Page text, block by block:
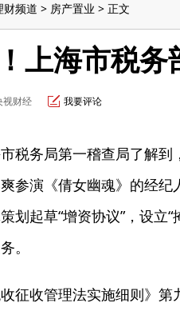
财频道 > 房产置业 > 正文
上海市税
财经 我要评论
务局第一稽查局了解到
参演《倩女幽魂》的经
划起草“增资协议”，设立
。
收管理法实施细则》第